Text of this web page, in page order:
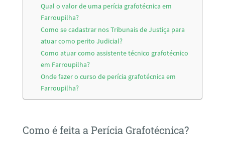
Qual o valor de uma perícia grafotécnica em
Farroupilha?
Como se cadastrar nos Tribunais de Justiça para
atuar como perito Judicial?
Como atuar como assistente técnico grafotécnico
em Farroupilha?
Onde fazer o curso de perícia grafotécnica em
Farroupilha?
Como é feita a Perícia Grafotécnica?